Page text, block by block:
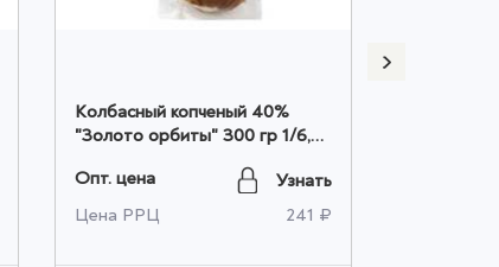
Колбасный копченый 40%
"Золото орбиты" 300 гр 1/6,
Опт. цена
Узнать
Цена РРЦ
241 ₽